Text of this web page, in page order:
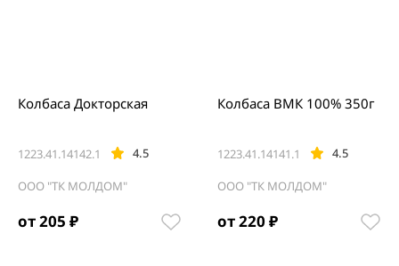
от 205 ₽
1223.41.14142.1 4.5
Колбаса Докторская
ООО "ТК МОЛДОМ"
от 220 ₽
1223.41.14141.1 4.5
Колбаса ВМК 100% 350г
ООО "ТК МОЛДОМ"